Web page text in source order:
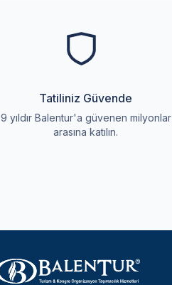
Tatiliniz Güvende
9 yıldır Balentur'a güvenen milyonlar
arasına katılın.